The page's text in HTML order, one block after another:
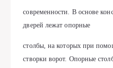
современности. В основе
дверей лежат опорные
столбы, на которых при
створки ворот. Опорные